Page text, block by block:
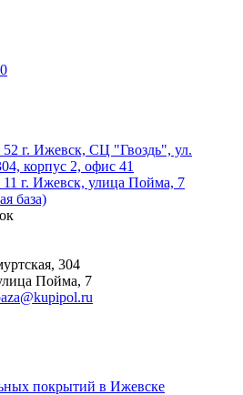
0
52 г. Ижевск, СЦ "Гвоздь", ул.
корпус 2, офис 41
г. Ижевск, улица Пойма, 7
база)
304
Пойма, 7
покрытий в Ижевске